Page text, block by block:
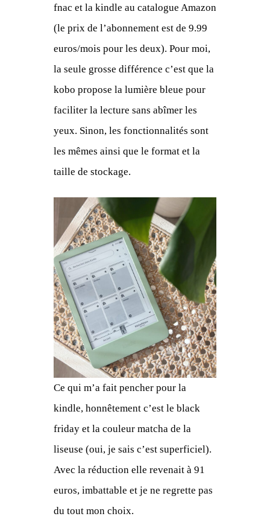
fnac et la kindle au catalogue Amazon
(le prix de l’abonnement est de 9.99
euros/mois pour les deux). Pour moi,
la seule grosse différence c’est que la
kobo propose la lumière bleue pour
faciliter la lecture sans abîmer les
yeux. Sinon, les fonctionnalités sont
les mêmes ainsi que le format et la
taille de stockage.
Ce qui m’a fait pencher pour la
kindle, honnêtement c’est le black
friday et la couleur matcha de la
liseuse (oui, je sais c’est superficiel).
Avec la réduction elle revenait à 91
euros, imbattable et je ne regrette pas
du tout mon choix.